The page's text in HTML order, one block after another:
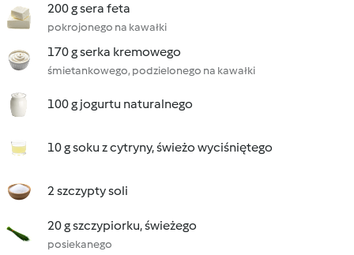
200 g sera feta
pokrojonego na kawałki
170 g serka kremowego
śmietankowego, podzielonego na kawałki
100 g jogurtu naturalnego
10 g soku z cytryny, świeżo wyciśniętego
2 szczypty soli
20 g szczypiorku, świeżego
posiekanego